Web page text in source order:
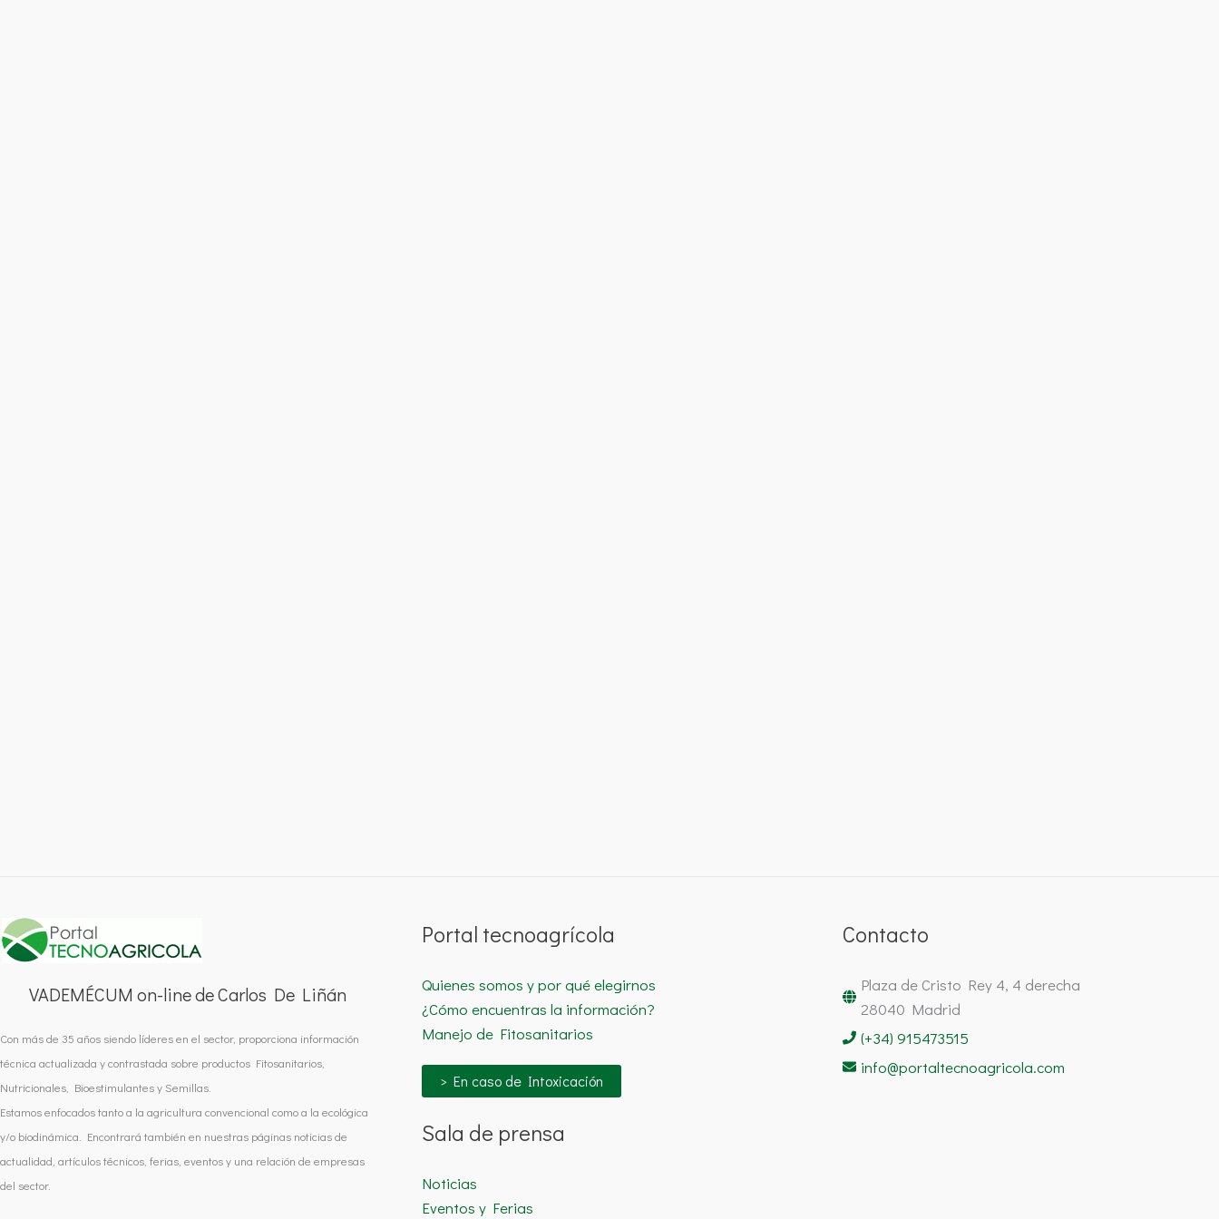
VADEMÉCUM on-line de Carlos De Liñán
Con más de 35 años siendo líderes en el sector, proporciona información
técnica actualizada y contrastada sobre productos Fitosanitarios,
Nutricionales, Bioestimulantes y Semillas.
Estamos enfocados tanto a la agricultura convencional como a la ecológica
y/o biodinámica. Encontrará también en nuestras páginas noticias de
actualidad, artículos técnicos, ferias, eventos y una relación de empresas
del sector.
Portal tecnoagrícola
Quienes somos y por qué elegirnos
¿Cómo encuentras la información?
Manejo de Fitosanitarios
> En caso de Intoxicación
Sala de prensa
Noticias
Eventos y Ferias
Contacto
Plaza de Cristo Rey 4, 4 derecha
28040 Madrid
(+34) 915473515
info@portaltecnoagricola.com